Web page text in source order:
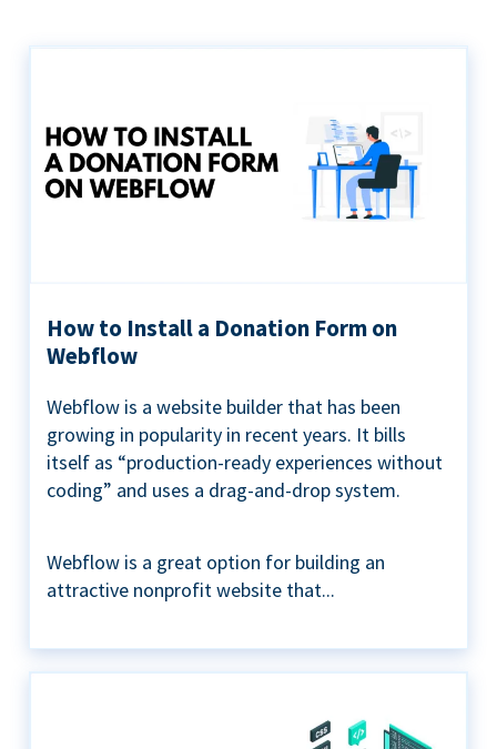
How to Install a Donation Form on
Webflow
Webflow is a website builder that has been
growing in popularity in recent years. It bills
itself as “production-ready experiences without
coding” and uses a drag-and-drop system.
Webflow is a great option for building an
attractive nonprofit website that...